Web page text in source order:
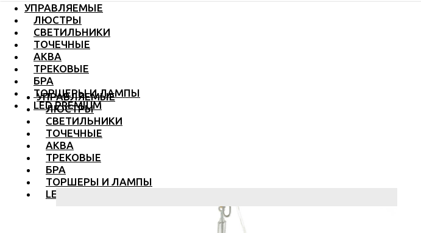
УПРАВЛЯЕМЫЕ
ЛЮСТРЫ
СВЕТИЛЬНИКИ
ТОЧЕЧНЫЕ
АКВА
ТРЕКОВЫЕ
БРА
ТОРШЕРЫ И ЛАМПЫ
LED PREMIUM
УПРАВЛЯЕМЫЕ
ЛЮСТРЫ
СВЕТИЛЬНИКИ
ТОЧЕЧНЫЕ
АКВА
ТРЕКОВЫЕ
БРА
ТОРШЕРЫ И ЛАМПЫ
LED PREMIUM